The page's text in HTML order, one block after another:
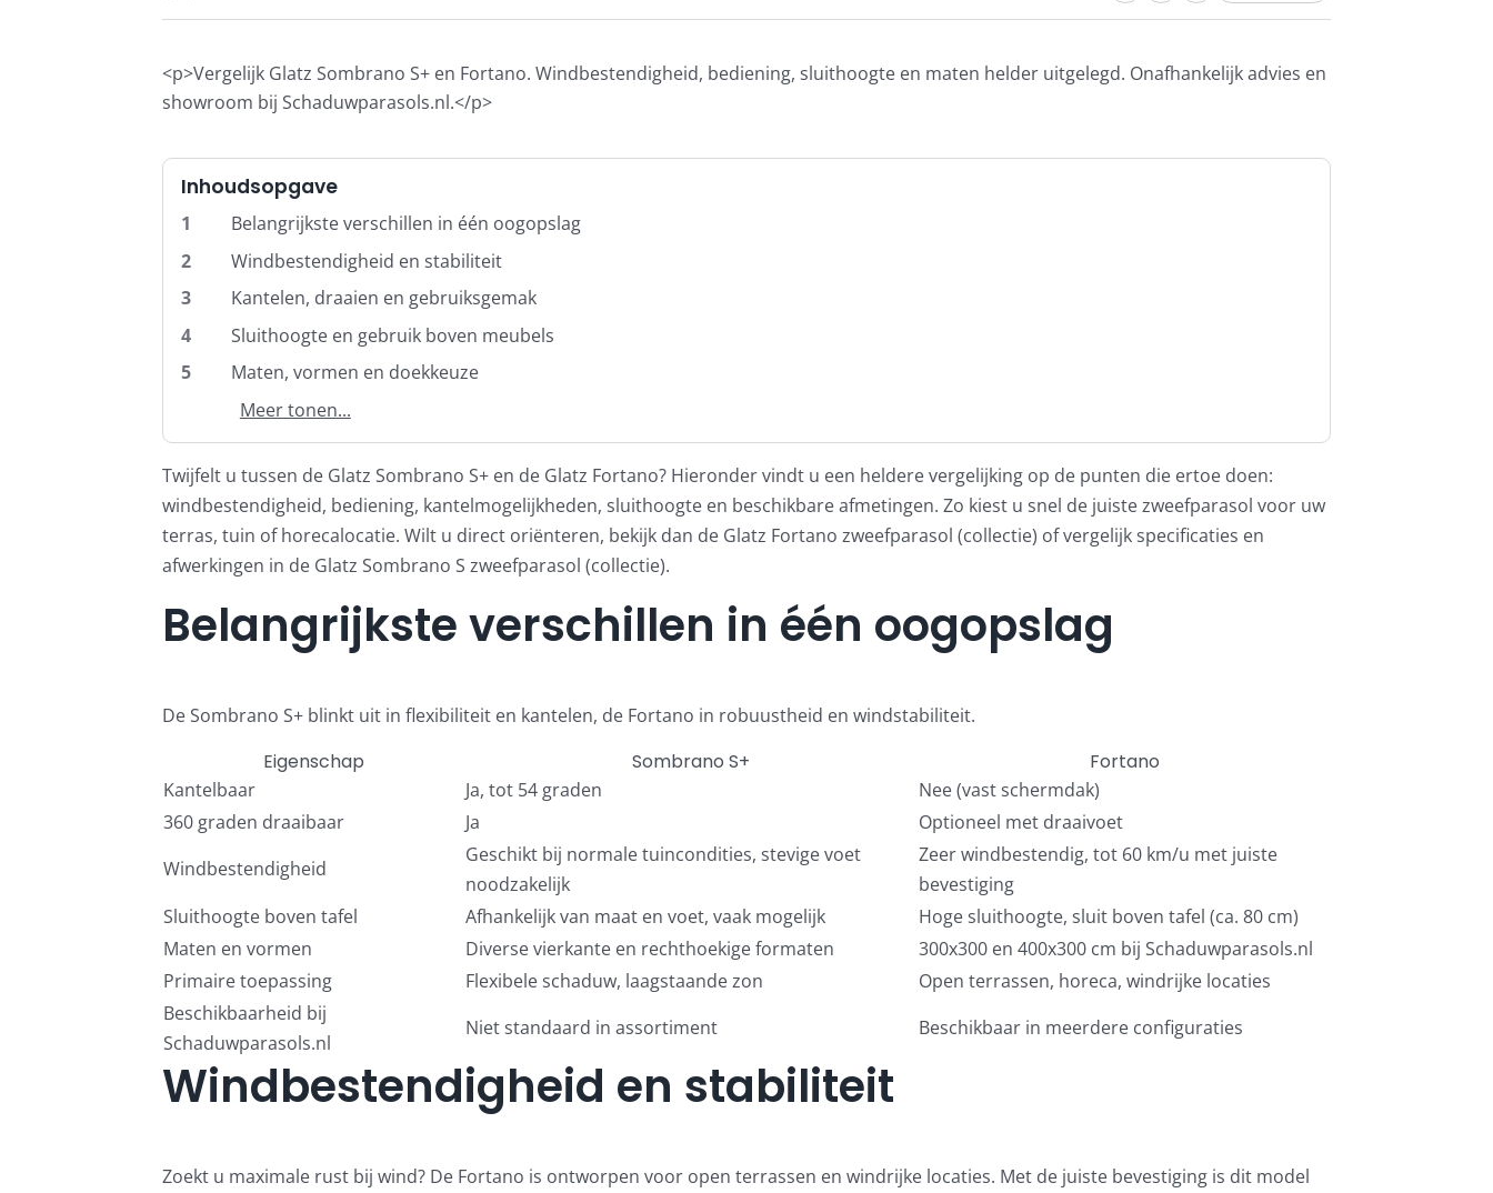
<p>Vergelijk Glatz Sombrano S+ en Fortano. Windbestendigheid, bediening, sluithoogte en maten helder uitgelegd. Onafhankelijk advies en
showroom bij Schaduwparasols.nl.</p>
Inhoudsopgave
1
Belangrijkste verschillen in één oogopslag
2
Windbestendigheid en stabiliteit
3
Kantelen, draaien en gebruiksgemak
4
Sluithoogte en gebruik boven meubels
5
Maten, vormen en doekkeuze
Meer tonen...
Twijfelt u tussen de Glatz Sombrano S+ en de Glatz Fortano? Hieronder vindt u een heldere vergelijking op de punten die ertoe doen:
windbestendigheid, bediening, kantelmogelijkheden, sluithoogte en beschikbare afmetingen. Zo kiest u snel de juiste zweefparasol voor uw
terras, tuin of horecalocatie. Wilt u direct oriënteren, bekijk dan de Glatz Fortano zweefparasol (collectie) of vergelijk specificaties en
afwerkingen in de Glatz Sombrano S zweefparasol (collectie).
Belangrijkste verschillen in één oogopslag
De Sombrano S+ blinkt uit in flexibiliteit en kantelen, de Fortano in robuustheid en windstabiliteit.
Eigenschap Sombrano S+ Fortano
Kantelbaar Ja, tot 54 graden
Nee (vast schermdak)
360 graden draaibaar
Ja
Optioneel met draaivoet
Windbestendigheid
Geschikt bij normale tuincondities, stevige voet
noodzakelijk
Zeer windbestendig, tot 60 km/u met juiste
bevestiging
Sluithoogte boven tafel
Afhankelijk van maat en voet, vaak mogelijk
Hoge sluithoogte, sluit boven tafel (ca. 80 cm)
Maten en vormen
Diverse vierkante en rechthoekige formaten
300x300 en 400x300 cm bij Schaduwparasols.nl
Primaire toepassing
Flexibele schaduw, laagstaande zon
Open terrassen, horeca, windrijke locaties
Beschikbaarheid bij
Schaduwparasols.nl
Niet standaard in assortiment Beschikbaar in meerdere configuraties
Windbestendigheid en stabiliteit
Zoekt u maximale rust bij wind? De Fortano is ontworpen voor open terrassen en windrijke locaties. Met de juiste bevestiging is dit model